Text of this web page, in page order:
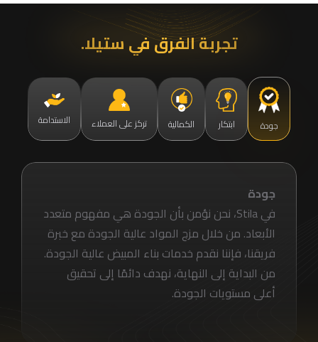
تجربة الفرق في ستيلا.
جودة ابتكار الكمالية تركز على العملاء الاستدامة
جودة
في Stila، نحن نؤمن بأن الجودة هي مفهوم متعدد
الأبعاد. من خلال مزج المواد عالية الجودة مع خبرة
فريقنا، فإننا نقدم خدمات بناء المبيض عالية الجودة.
من البداية إلى النهاية، نهدف دائمًا إلى تحقيق
أعلى مستويات الجودة.